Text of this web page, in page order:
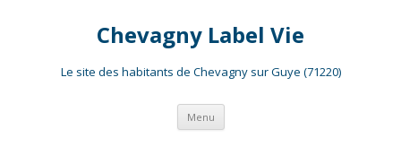
Chevagny Label Vie
Le site des habitants de Chevagny sur Guye (71220)
Menu Aller
contenu